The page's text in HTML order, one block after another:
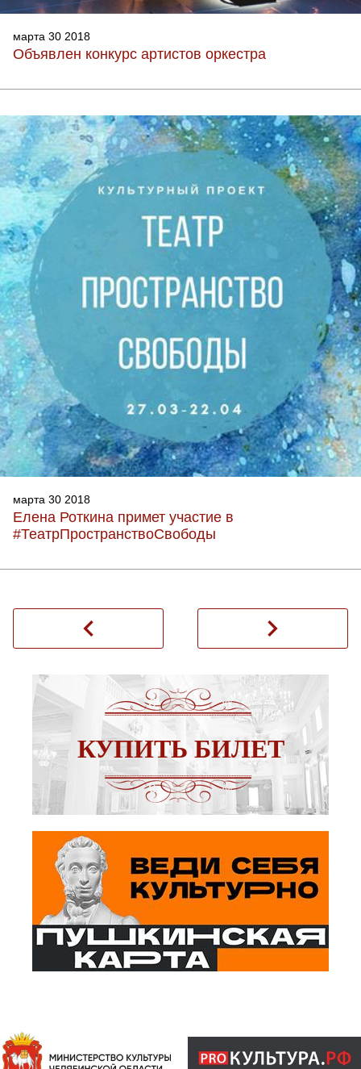
марта 30 2018
Объявлен конкурс артистов оркестра
марта 30 2018
Елена Роткина примет участие в
#ТеатрПространствоСвободы
navigate_before navigate_next
КУПИТЬ БИЛЕТ